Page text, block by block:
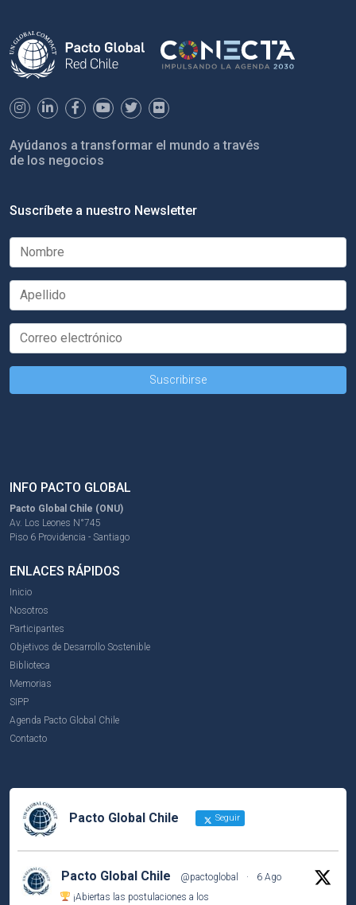
Ayúdanos a transformar el mundo a través
de los negocios
Suscríbete a nuestro Newsletter
INFO PACTO GLOBAL
Pacto Global Chile (ONU)
Av. Los Leones N°745
Piso 6 Providencia - Santiago
ENLACES RÁPIDOS
Inicio
Nosotros
Participantes
Objetivos de Desarrollo Sostenible
Biblioteca
Memorias
SIPP
Agenda Pacto Global Chile
Contacto
Pacto Global Chile Seguir
Pacto Global Chile @pactoglobal ·
6 Ago
¡Abiertas las postulaciones a los